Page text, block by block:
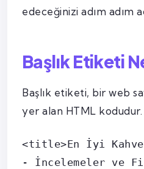
edeceğinizi adım adım
Başlık Etiketi
Başlık etiketi, bir web
yer alan HTML
<title>En İyi
- İncelemeler ve